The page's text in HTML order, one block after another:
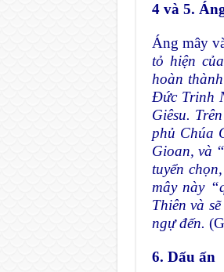
4 và 5.
Áng mây
tỏ hiện
hoàn
Đức Trinh
Giêsu.
phủ Chúa
Gioan, và
tuyển
mây này
Thiên và
ngự đến.
6. Dấu ấn